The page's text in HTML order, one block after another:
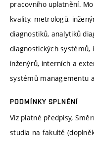
pracovního uplatnění.
kvality, metrologů,
diagnostiků, analytiků
diagnostických systémů,
inženýrů, interních a
systémů managementu
PODMÍNKY SPLNĚNÍ
Viz platné předpisy,
studia na fakultě